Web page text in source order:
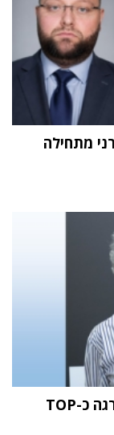
מתחילה
מחקר STKI השנתי: וואן טכנולוגיות דורגה כ-TOP